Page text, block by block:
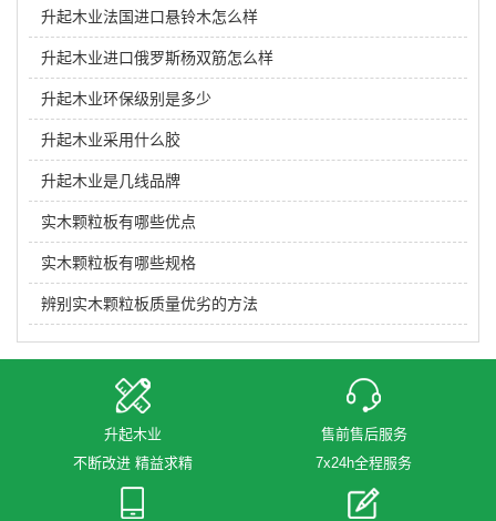
升起木业法国进口悬铃木怎么样
升起木业进口俄罗斯杨双筋怎么样
升起木业环保级别是多少
升起木业采用什么胶
升起木业是几线品牌
实木颗粒板有哪些优点
实木颗粒板有哪些规格
辨别实木颗粒板质量优劣的方法
升起木业
不断改进 精益求精
售前售后服务
7x24h全程服务